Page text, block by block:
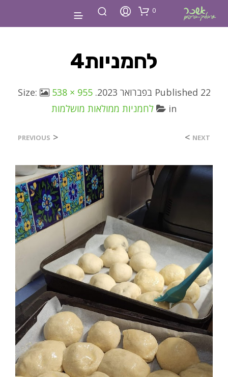
0
לחמניות4
Published 22 בפברואר 2023 . Size:
538 × 955
in
לחמניות ממולאות מושלמות
<
PREVIOUS NEXT
>